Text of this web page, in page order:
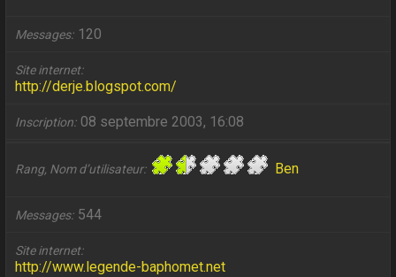
Messages 120
Site internet
http://derje.blogspot.com/
Inscription 08 septembre 2003, 16:08
Rang, Nom d’utilisateur Ben
Messages 544
Site internet
http://www.legende-baphomet.net